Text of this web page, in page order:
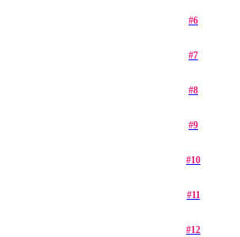
#6
#7
#8
#9
#10
#11
#12